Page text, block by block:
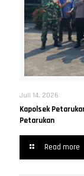
Juli 14, 2026
Kapolsek
Petarukan
Read more